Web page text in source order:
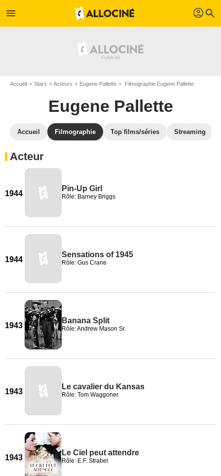
menu profil search
Accueil Stars Acteurs Eugene Pallette Filmographie Eugene Pallette
Eugene Pallette
Accueil Filmographie Top films/séries Streaming
Acteur
1944
Pin-Up Girl
Rôle: Barney Briggs
1944
Sensations of 1945
Rôle: Gus Crane
1943
Banana Split
Rôle: Andrew Mason Sr.
1943
Le cavalier du Kansas
Rôle: Tom Waggoner
1943
Le Ciel peut attendre
Rôle: E.F. Strabel